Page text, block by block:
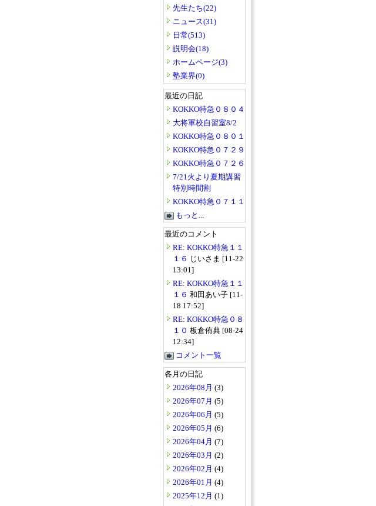
先生たち(22)
ニュース(31)
日常(513)
説明会(18)
ホームページ(3)
塾業界(0)
最近の日記
KOKKO特急０８０４
大将軍校自習室8/2
KOKKO特急０８０１
KOKKO特急０７２９
KOKKO特急０７２６
7/21火より夏期講習
特別時間割
KOKKO特急０７１１
もっと...
最近のコメント
RE: KOKKO特急１１
１６ じいさま [11-22
13:01]
RE: KOKKO特急１１
１６ 和田あい子 [11-
18 17:52]
RE: KOKKO特急０８
１０ 板倉侑典 [08-24
12:34]
コメント一覧
各月の日記
2026年08月 (3)
2026年07月 (5)
2026年06月 (5)
2026年05月 (6)
2026年04月 (7)
2026年03月 (2)
2026年02月 (4)
2026年01月 (4)
2025年12月 (1)